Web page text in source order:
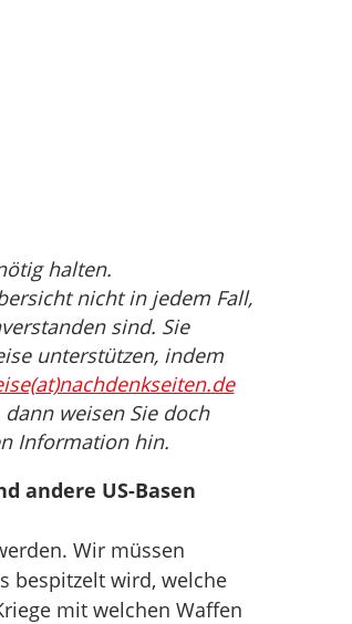
halten.
nicht in jedem Fall,
sind. Sie
unterstützen, indem
weisen Sie doch
Information hin.
andere US-Basen
Wir müssen
bespitzelt wird, welche
mit welchen Waffen